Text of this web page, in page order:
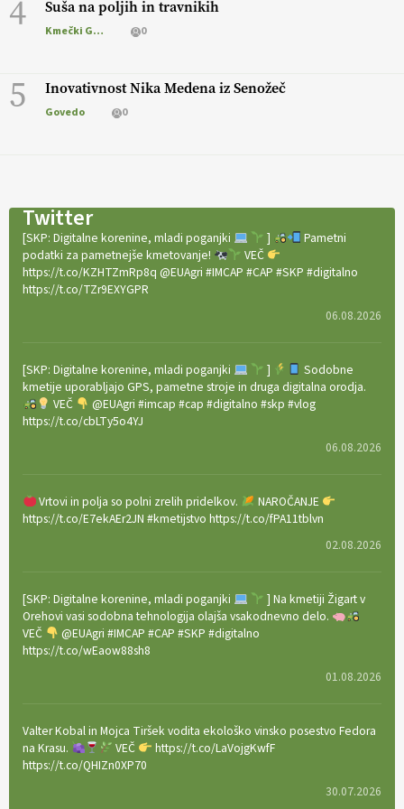
4 Suša na poljih in travnikih
Kmečki Glas 0
5 Inovativnost Nika Medena iz Senožeč
Govedo 0
Twitter
[SKP: Digitalne korenine, mladi poganjki ]
Pametni
podatki za pametnejše kmetovanje!
VEČ
https://t.co/KZHTZmRp8q @EUAgri #IMCAP #CAP #SKP #digitalno
https://t.co/TZr9EXYGPR
06.08.2026
[SKP: Digitalne korenine, mladi poganjki ]
Sodobne
kmetije uporabljajo GPS, pametne stroje in druga digitalna orodja.
VEČ
@EUAgri #imcap #cap #digitalno #skp #vlog
https://t.co/cbLTy5o4YJ
06.08.2026
Vrtovi in polja so polni zrelih pridelkov.
NAROČANJE
https://t.co/E7ekAEr2JN #kmetijstvo https://t.co/fPA11tblvn
02.08.2026
[SKP: Digitalne korenine, mladi poganjki
] Na kmetiji Žigart v
Orehovi vasi sodobna tehnologija olajša vsakodnevno delo.
VEČ
@EUAgri #IMCAP #CAP #SKP #digitalno
https://t.co/wEaow88sh8
01.08.2026
Valter Kobal in Mojca Tiršek vodita ekološko vinsko posestvo Fedora
na Krasu.
VEČ
https://t.co/LaVojgKwfF
https://t.co/QHIZn0XP70
30.07.2026